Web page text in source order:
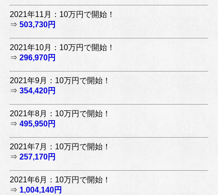
2021年11月：10万円で開始！
⇒ 503,730円
2021年10月：10万円で開始！
⇒ 296,970円
2021年9月：10万円で開始！
⇒ 354,420円
2021年8月：10万円で開始！
⇒ 495,950円
2021年7月：10万円で開始！
⇒ 257,170円
2021年6月：10万円で開始！
⇒ 1,004,140円